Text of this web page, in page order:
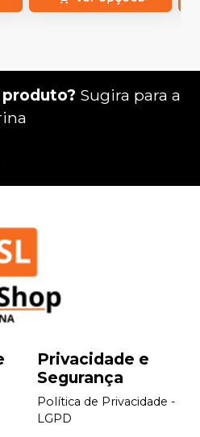
Sugira para a
Privacidade e
Segurança
Política de Privacidade -
LGPD